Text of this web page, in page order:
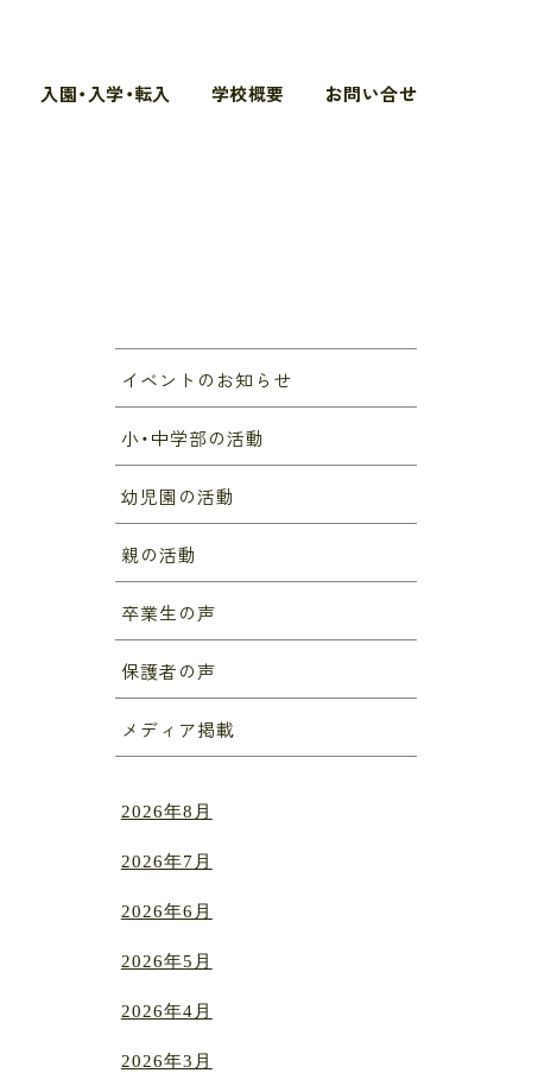
入園・入学・転入 学校概要 お問い合せ
イベントのお知らせ
小・中学部の活動
幼児園の活動
親の活動
卒業生の声
保護者の声
メディア掲載
2026年8月
2026年7月
2026年6月
2026年5月
2026年4月
2026年3月